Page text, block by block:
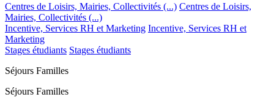
Centres de Loisirs, Mairies, Collectivités (...) Centres de Loisirs,
Mairies, Collectivités (...)
Incentive, Services RH et Marketing Incentive, Services RH et
Marketing
Stages étudiants Stages étudiants
Séjours Familles
Séjours Familles